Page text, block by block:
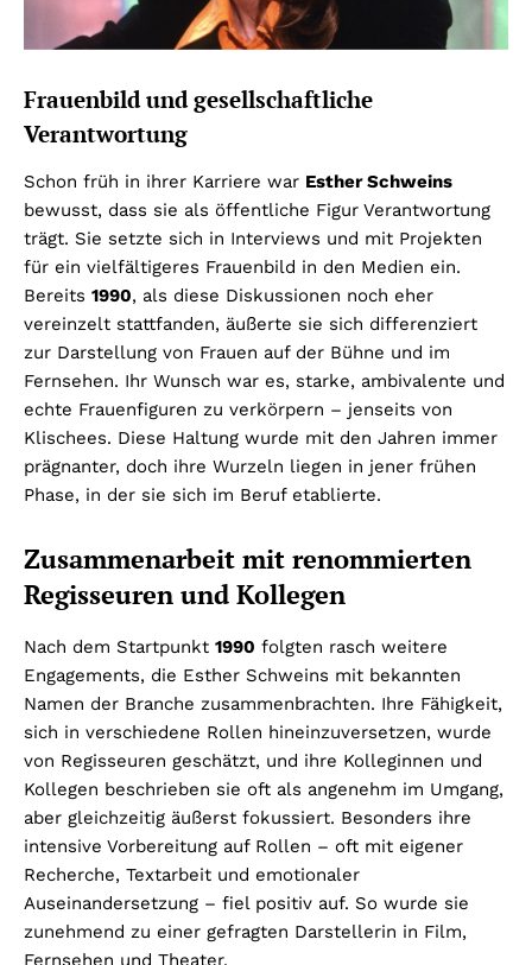
Frauenbild und gesellschaftliche
Verantwortung
Schon früh in ihrer Karriere war Esther Schweins
bewusst, dass sie als öffentliche Figur Verantwortung
trägt. Sie setzte sich in Interviews und mit Projekten
für ein vielfältigeres Frauenbild in den Medien ein.
Bereits 1990, als diese Diskussionen noch eher
vereinzelt stattfanden, äußerte sie sich differenziert
zur Darstellung von Frauen auf der Bühne und im
Fernsehen. Ihr Wunsch war es, starke, ambivalente und
echte Frauenfiguren zu verkörpern – jenseits von
Klischees. Diese Haltung wurde mit den Jahren immer
prägnanter, doch ihre Wurzeln liegen in jener frühen
Phase, in der sie sich im Beruf etablierte.
Zusammenarbeit mit renommierten
Regisseuren und Kollegen
Nach dem Startpunkt 1990 folgten rasch weitere
Engagements, die Esther Schweins mit bekannten
Namen der Branche zusammenbrachten. Ihre Fähigkeit,
sich in verschiedene Rollen hineinzuversetzen, wurde
von Regisseuren geschätzt, und ihre Kolleginnen und
Kollegen beschrieben sie oft als angenehm im Umgang,
aber gleichzeitig äußerst fokussiert. Besonders ihre
intensive Vorbereitung auf Rollen – oft mit eigener
Recherche, Textarbeit und emotionaler
Auseinandersetzung – fiel positiv auf. So wurde sie
zunehmend zu einer gefragten Darstellerin in Film,
Fernsehen und Theater.